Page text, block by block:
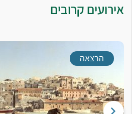
אירועים קרובים
הרצאה